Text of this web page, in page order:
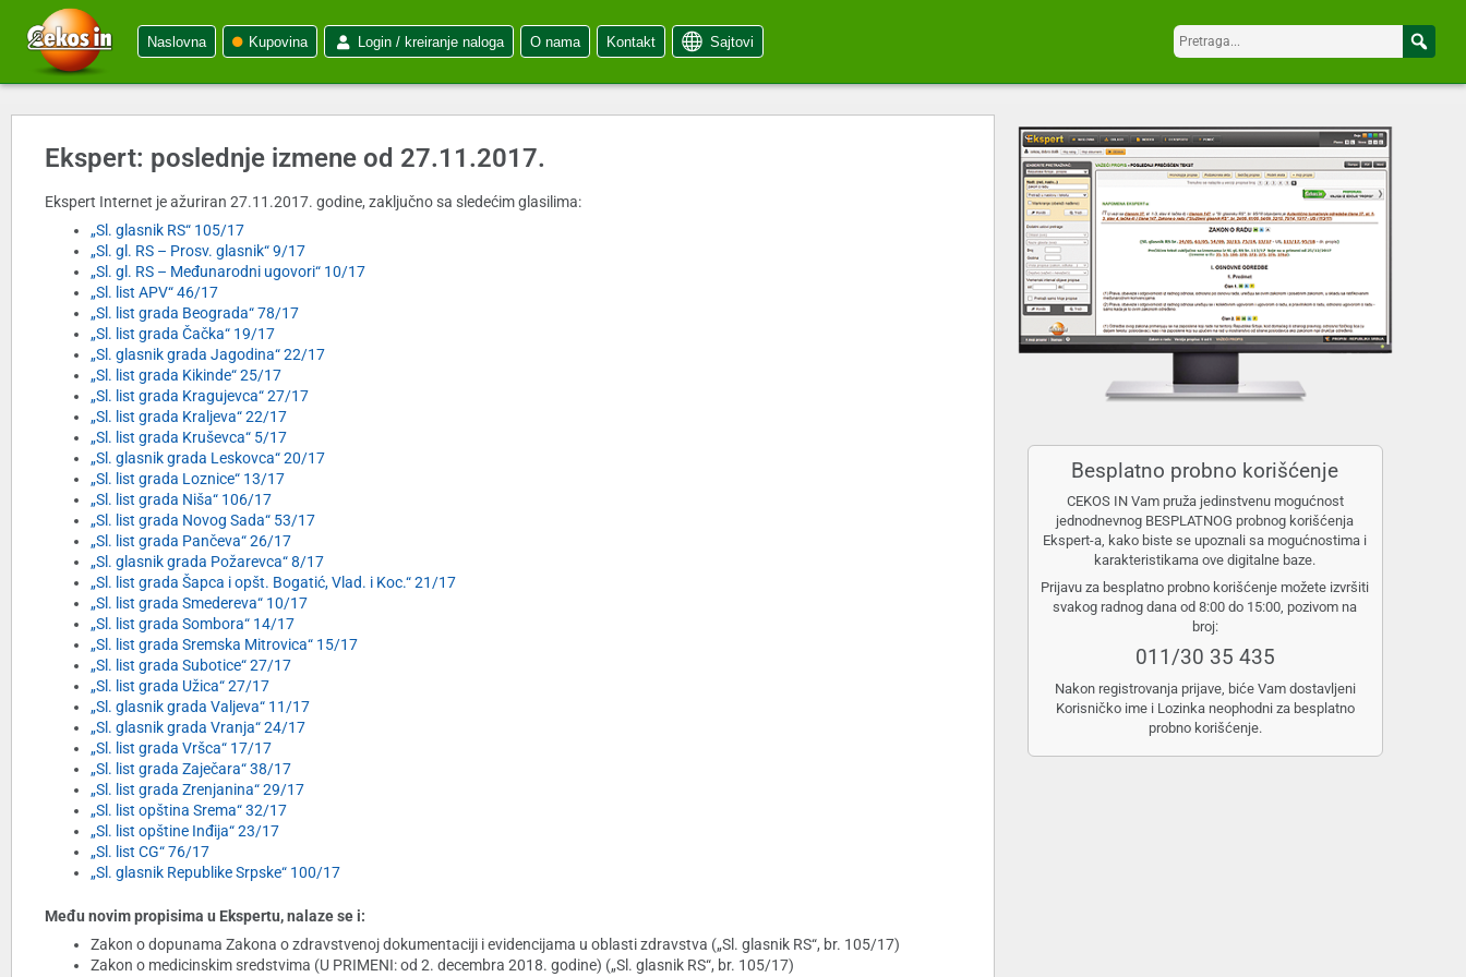
Naslovna Kupovina Login / kreiranje naloga O nama Kontakt Sajtovi
Ekspert: poslednje izmene od 27.11.2017.
Ekspert Internet je ažuriran 27.11.2017. godine, zaključno sa sledećim glasilima:
„Sl. glasnik RS“ 105/17
„Sl. gl. RS – Prosv. glasnik“ 9/17
„Sl. gl. RS – Međunarodni ugovori“ 10/17
„Sl. list APV“ 46/17
„Sl. list grada Beograda“ 78/17
„Sl. list grada Čačka“ 19/17
„Sl. glasnik grada Jagodina“ 22/17
„Sl. list grada Kikinde“ 25/17
„Sl. list grada Kragujevca“ 27/17
„Sl. list grada Kraljeva“ 22/17
„Sl. list grada Kruševca“ 5/17
„Sl. glasnik grada Leskovca“ 20/17
„Sl. list grada Loznice“ 13/17
„Sl. list grada Niša“ 106/17
„Sl. list grada Novog Sada“ 53/17
„Sl. list grada Pančeva“ 26/17
„Sl. glasnik grada Požarevca“ 8/17
„Sl. list grada Šapca i opšt. Bogatić, Vlad. i Koc.“ 21/17
„Sl. list grada Smedereva“ 10/17
„Sl. list grada Sombora“ 14/17
„Sl. list grada Sremska Mitrovica“ 15/17
„Sl. list grada Subotice“ 27/17
„Sl. list grada Užica“ 27/17
„Sl. glasnik grada Valjeva“ 11/17
„Sl. glasnik grada Vranja“ 24/17
„Sl. list grada Vršca“ 17/17
„Sl. list grada Zaječara“ 38/17
„Sl. list grada Zrenjanina“ 29/17
„Sl. list opština Srema“ 32/17
„Sl. list opštine Inđija“ 23/17
„Sl. list CG“ 76/17
„Sl. glasnik Republike Srpske“ 100/17
Među novim propisima u Ekspertu, nalaze se i:
Zakon o dopunama Zakona o zdravstvenoj dokumentaciji i evidencijama u oblasti zdravstva („Sl. glasnik RS“, br. 105/17)
Zakon o medicinskim sredstvima (U PRIMENI: od 2. decembra 2018. godine) („Sl. glasnik RS“, br. 105/17)
Besplatno probno korišćenje
CEKOS IN Vam pruža jedinstvenu mogućnost
jednodnevnog BESPLATNOG probnog korišćenja
Ekspert-a, kako biste se upoznali sa mogućnostima i
karakteristikama ove digitalne baze.
Prijavu za besplatno probno korišćenje možete izvršiti
svakog radnog dana od 8:00 do 15:00, pozivom na
broj:
011/30 35 435
Nakon registrovanja prijave, biće Vam dostavljeni
Korisničko ime i Lozinka neophodni za besplatno
probno korišćenje.